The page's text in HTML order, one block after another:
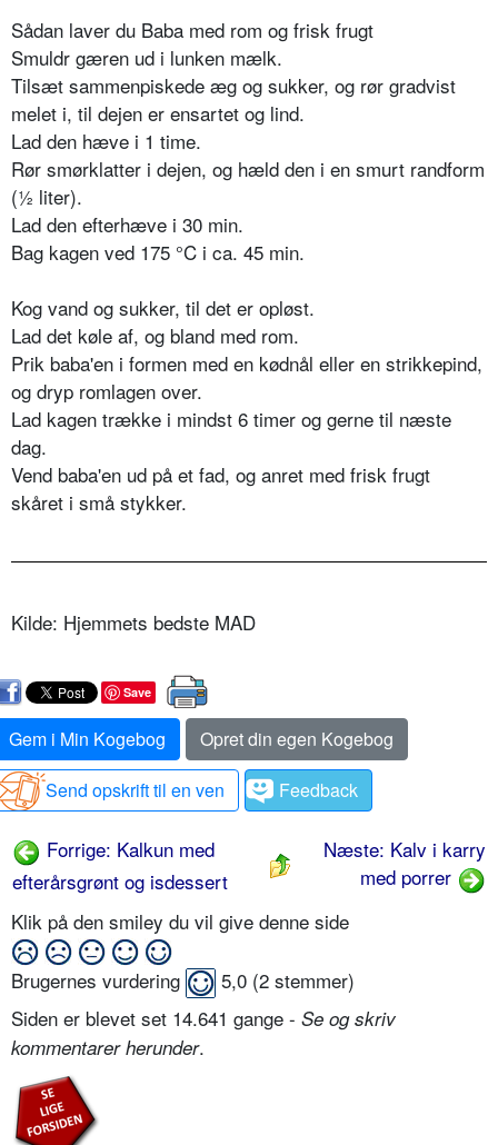
Sådan laver du Baba med rom og frisk frugt
Smuldr gæren ud i lunken mælk.
Tilsæt sammenpiskede æg og sukker, og rør gradvist
melet i, til dejen er ensartet og lind.
Lad den hæve i 1 time.
Rør smørklatter i dejen, og hæld den i en smurt randform
(½ liter).
Lad den efterhæve i 30 min.
Bag kagen ved 175 °C i ca. 45 min.
Kog vand og sukker, til det er opløst.
Lad det køle af, og bland med rom.
Prik baba'en i formen med en kødnål eller en strikkepind,
og dryp romlagen over.
Lad kagen trække i mindst 6 timer og gerne til næste
dag.
Vend baba'en ud på et fad, og anret med frisk frugt
skåret i små stykker.
Kilde: Hjemmets bedste MAD
Save
Gem i Min Kogebog
Opret din egen Kogebog
Send opskrift til en ven
Feedback
Forrige: Kalkun med
efterårsgrønt og isdessert
Næste: Kalv i karry
med porrer
Klik på den smiley du vil give denne side
Brugernes vurdering 5,0 (2 stemmer)
Siden er blevet set 14.641 gange - Se og skriv
kommentarer herunder.